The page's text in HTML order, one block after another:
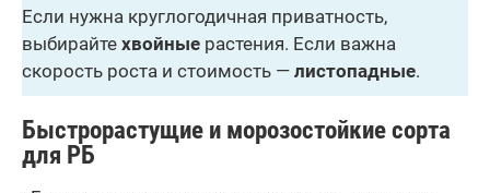
Если нужна круглогодичная приватность,
выбирайте хвойные растения. Если важна
скорость роста и стоимость — листопадные.
Быстрорастущие и морозостойкие сорта
для РБ